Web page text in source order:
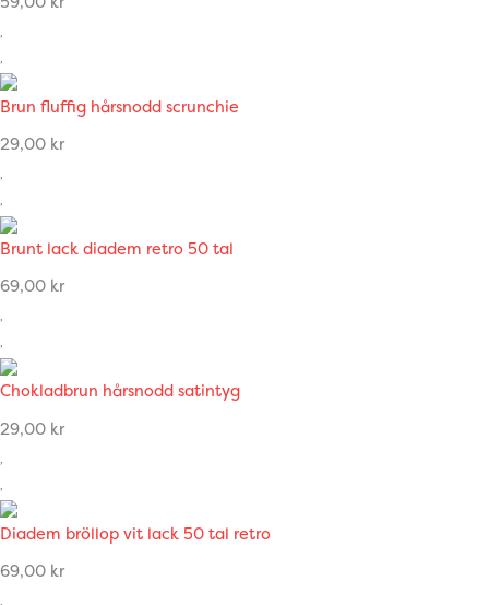
Brun fluffig hårsnodd scrunchie
29,00 kr
Brunt lack diadem retro 50 tal
69,00 kr
Chokladbrun hårsnodd satintyg
29,00 kr
Diadem bröllop vit lack 50 tal retro
69,00 kr